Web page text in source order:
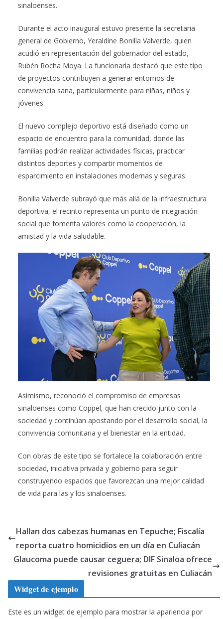
sinaloenses.
Durante el acto inaugural estuvo presente la secretaria
general de Gobierno, Yeraldine Bonilla Valverde, quien
acudió en representación del gobernador del estado,
Rubén Rocha Moya. La funcionaria destacó que este tipo
de proyectos contribuyen a generar entornos de
convivencia sana, particularmente para niñas, niños y
jóvenes.
El nuevo complejo deportivo está diseñado como un
espacio de encuentro para la comunidad, donde las
familias podrán realizar actividades físicas, practicar
distintos deportes y compartir momentos de
esparcimiento en instalaciones modernas y seguras.
Bonilla Valverde subrayó que más allá de la infraestructura
deportiva, el recinto representa un punto de integración
social que fomenta valores como la cooperación, la
amistad y la vida saludable.
Asimismo, reconoció el compromiso de empresas
sinaloenses como Coppel, que han crecido junto con la
sociedad y continúan apostando por el desarrollo social, la
convivencia comunitaria y el bienestar en la entidad.
Con obras de este tipo se fortalece la colaboración entre
sociedad, iniciativa privada y gobierno para seguir
construyendo espacios que favorezcan una mejor calidad
de vida para las y los sinaloenses.
Hallan dos cabezas humanas en Tepuche; Fiscalía
reporta cuatro homicidios en un día en Culiacán
Glaucoma puede causar ceguera; DIF Sinaloa ofrece
revisiones gratuitas en Culiacán
Widget de ejemplo
Este es un widget de ejemplo para mostrar la apariencia por